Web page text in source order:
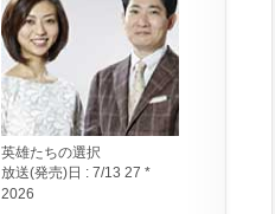
英雄たちの選択
放送(発売)日 : 7/13 27 *
2026